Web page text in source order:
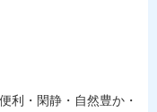
利・閑静・自然豊か・